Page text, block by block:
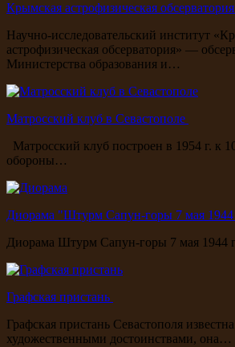
Крымская астрофизическая
Научно-исследовательский институт
астрофизическая обсерватория» —
Министерства образования и…
Матросский клуб в Севастополе
Матросский клуб построен в 1954 г. к
обороны…
Диорама "Штурм Сапун-горы 7 мая 1944
Диорама Штурм Сапун-горы 7 мая 1944
Графская пристань
Графская пристань Севастополя
художественными достоинствами, она…